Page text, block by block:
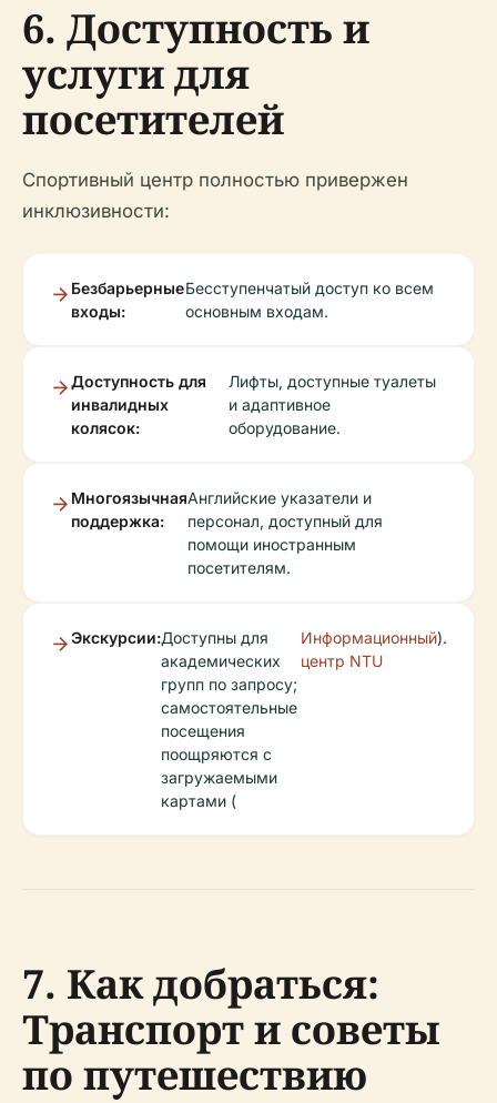
6. Доступность и
услуги для
посетителей
Спортивный центр полностью привержен
инклюзивности:
Безбарьерные
входы:
Бесступенчатый доступ ко всем
основным входам.
Доступность для
инвалидных
колясок:
Лифты, доступные туалеты
и адаптивное
оборудование.
Многоязычная
поддержка:
Английские указатели и
персонал, доступный для
помощи иностранным
посетителям.
Экскурсии:Доступны для
академических
групп по запросу;
самостоятельные
посещения
поощряются с
загружаемыми
картами (
Информационный
центр NTU
).
7. Как добраться:
Транспорт и советы
по путешествию